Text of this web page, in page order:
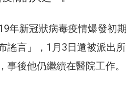
年新冠狀病毒疫情爆發初
謠言」，1月3日還被派出
後他仍繼續在醫院工作。